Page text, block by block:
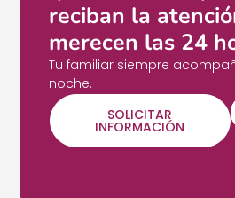
reciban la
merecen las 24
Tu familiar siempre
noche.
SOLICITAR
INFORMACIÓN